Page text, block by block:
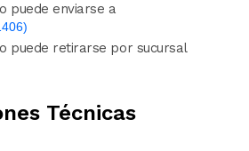
puede enviarse a
(sólo números)
puede retirarse por sucursal
Técnicas